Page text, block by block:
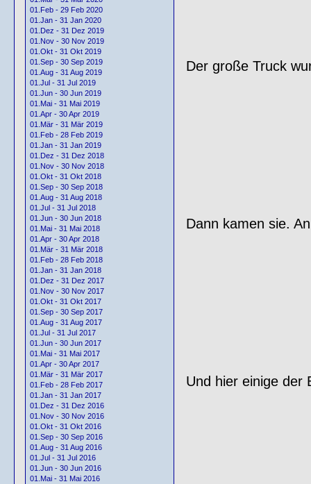
01.Feb - 29 Feb 2020
01.Jan - 31 Jan 2020
01.Dez - 31 Dez 2019
01.Nov - 30 Nov 2019
01.Okt - 31 Okt 2019
01.Sep - 30 Sep 2019
01.Aug - 31 Aug 2019
01.Jul - 31 Jul 2019
01.Jun - 30 Jun 2019
01.Mai - 31 Mai 2019
01.Apr - 30 Apr 2019
01.Mär - 31 Mär 2019
01.Feb - 28 Feb 2019
01.Jan - 31 Jan 2019
01.Dez - 31 Dez 2018
01.Nov - 30 Nov 2018
01.Okt - 31 Okt 2018
01.Sep - 30 Sep 2018
01.Aug - 31 Aug 2018
01.Jul - 31 Jul 2018
01.Jun - 30 Jun 2018
01.Mai - 31 Mai 2018
01.Apr - 30 Apr 2018
01.Mär - 31 Mär 2018
01.Feb - 28 Feb 2018
01.Jan - 31 Jan 2018
01.Dez - 31 Dez 2017
01.Nov - 30 Nov 2017
01.Okt - 31 Okt 2017
01.Sep - 30 Sep 2017
01.Aug - 31 Aug 2017
01.Jul - 31 Jul 2017
01.Jun - 30 Jun 2017
01.Mai - 31 Mai 2017
01.Apr - 30 Apr 2017
01.Mär - 31 Mär 2017
01.Feb - 28 Feb 2017
01.Jan - 31 Jan 2017
01.Dez - 31 Dez 2016
01.Nov - 30 Nov 2016
01.Okt - 31 Okt 2016
01.Sep - 30 Sep 2016
01.Aug - 31 Aug 2016
01.Jul - 31 Jul 2016
01.Jun - 30 Jun 2016
01.Mai - 31 Mai 2016
Der große Truck
Dann kamen sie.
Und hier einige der